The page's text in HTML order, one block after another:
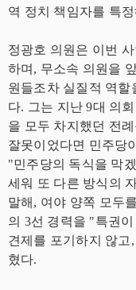
역 정치 책임자를 특
정광호 의원은 이번
하며, 무소속 의원을
원들조차 실질적 역할
다. 그는 지난 9대 의
을 모두 차지했던 전
잘못이었다면 민주당
"민주당의 독식을 막
세워 또 다른 방식의
말해, 여야 양쪽 모두
의 3선 경력을 "특권
견제를 포기하지 않
혔다.